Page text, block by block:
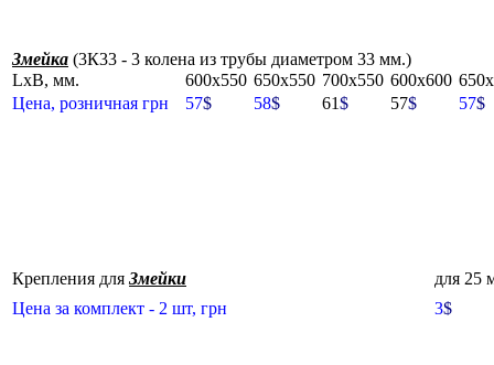
Змейка (3К33 - 3 колена из трубы диаметром 33 мм.)
LxB, мм.
600x550 650x550 700x550 600x600
Цена, розничная грн
57$ 58$ 61$ 57$ 57$
Крепления для Змейки
для 25
Цена за комплект - 2 шт, грн
3$